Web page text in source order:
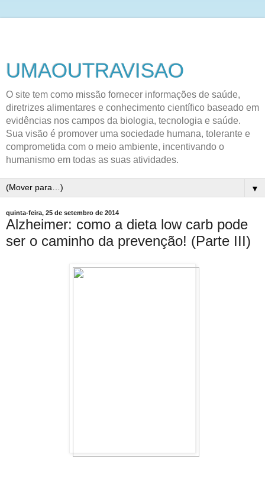
UMAOUTRAVISAO
O site tem como missão fornecer informações de saúde,
diretrizes alimentares e conhecimento científico baseado em
evidências nos campos da biologia, tecnologia e saúde.
Sua visão é promover uma sociedade humana, tolerante e
comprometida com o meio ambiente, incentivando o
humanismo em todas as suas atividades.
▼
quinta-feira, 25 de setembro de 2014
Alzheimer: como a dieta low carb pode
ser o caminho da prevenção! (Parte III)